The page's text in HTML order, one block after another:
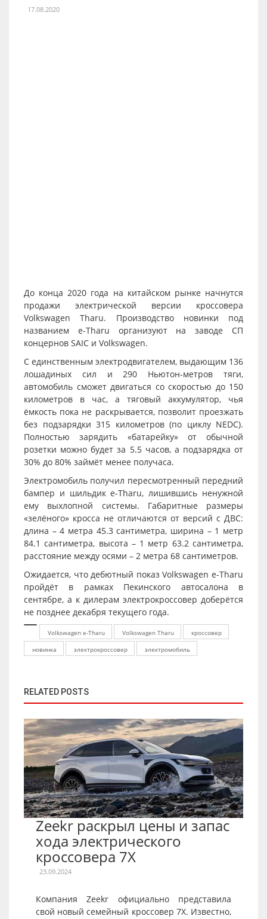
17.08.2020
До конца 2020 года на китайском рынке начнутся
продажи электрической версии кроссовера
Volkswagen Tharu. Производство новинки под
названием e-Tharu организуют на заводе СП
концернов SAIC и Volkswagen.
С единственным электродвигателем, выдающим 136
лошадиных сил и 290 Ньютон-метров тяги,
автомобиль сможет двигаться со скоростью до 150
километров в час, а тяговый аккумулятор, чья
ёмкость пока не раскрывается, позволит проезжать
без подзарядки 315 километров (по циклу NEDC).
Полностью зарядить «батарейку» от обычной
розетки можно будет за 5.5 часов, а подзарядка от
30% до 80% займёт менее получаса.
Электромобиль получил пересмотренный передний
бампер и шильдик e-Tharu, лишившись ненужной
ему выхлопной системы. Габаритные размеры
«зелёного» кросса не отличаются от версий с ДВС:
длина – 4 метра 45.3 сантиметра, ширина – 1 метр
84.1 сантиметра, высота – 1 метр 63.2 сантиметра,
расстояние между осями – 2 метра 68 сантиметров.
Ожидается, что дебютный показ Volkswagen e-Tharu
пройдёт в рамках Пекинского автосалона в
сентябре, а к дилерам электрокроссовер доберётся
не позднее декабря текущего года.
Volkswagen e-Tharu Volkswagen Tharu
кроссовер
новинка
электрокроссовер электромобиль
RELATED POSTS
Zeekr раскрыл цены и запас
хода электрического
кроссовера 7X
23.09.2024
Компания Zeekr официально представила
свой новый семейный кроссовер 7X. Известно,